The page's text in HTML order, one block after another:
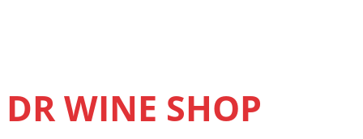
DR WINE SHOP